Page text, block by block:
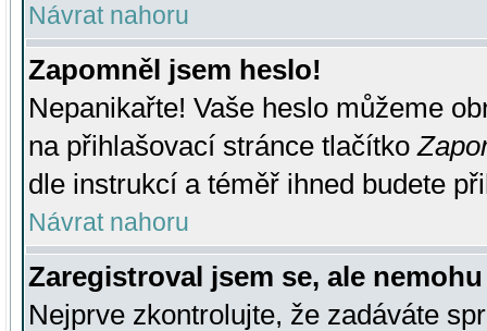
Návrat nahoru
Zapomněl jsem heslo!
Nepanikařte! Vaše heslo můžeme
na přihlašovací stránce tlačítko
dle instrukcí a téměř ihned budete
Návrat nahoru
Zaregistroval jsem se, ale
Nejprve zkontrolujte, že zadáváte